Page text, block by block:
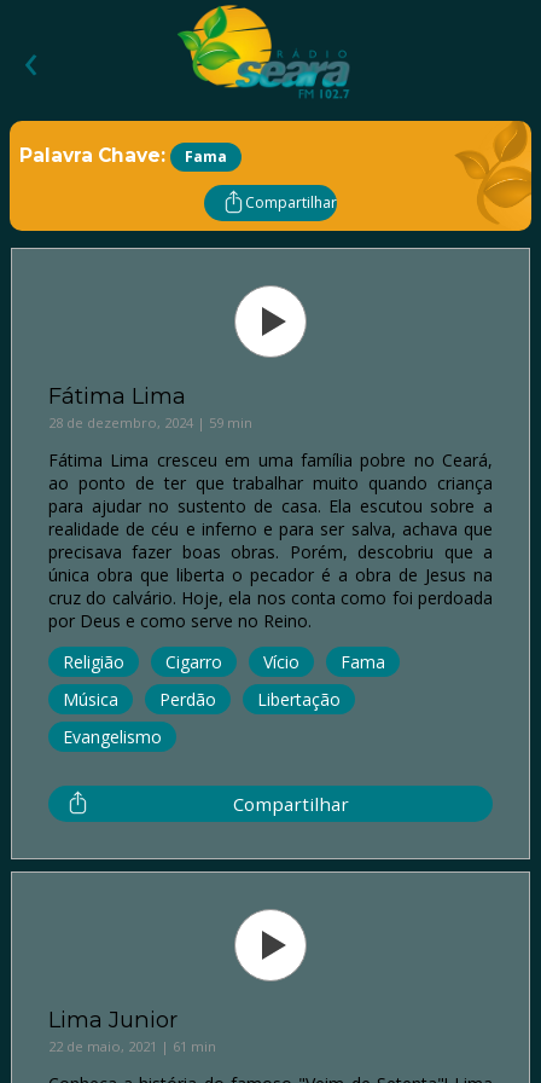
‹
Palavra Chave: Fama
Compartilhar
Fátima Lima
28 de dezembro, 2024 | 59 min
Fátima Lima cresceu em uma família pobre no Ceará,
ao ponto de ter que trabalhar muito quando criança
para ajudar no sustento de casa. Ela escutou sobre a
realidade de céu e inferno e para ser salva, achava que
precisava fazer boas obras. Porém, descobriu que a
única obra que liberta o pecador é a obra de Jesus na
cruz do calvário. Hoje, ela nos conta como foi perdoada
por Deus e como serve no Reino.
Religião
Cigarro Vício
Fama
Música
Perdão
Libertação
Evangelismo
Compartilhar
Lima Junior
22 de maio, 2021 | 61 min